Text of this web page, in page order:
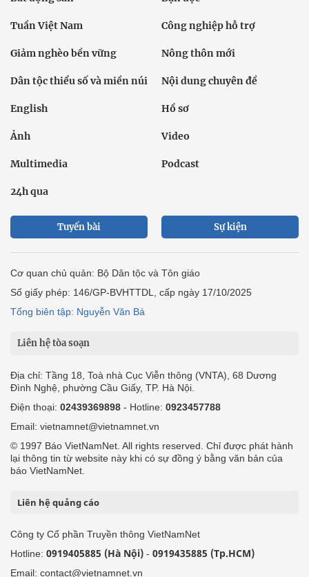
Tuần Việt Nam Công nghiệp hỗ trợ
Giảm nghèo bền vững Nông thôn mới
Dân tộc thiểu số và miền núi Nội dung chuyên đề
English Hồ sơ
Ảnh Video
Multimedia Podcast
24h qua
Tuyến bài Sự kiện
Cơ quan chủ quản: Bộ Dân tộc và Tôn giáo
Số giấy phép: 146/GP-BVHTTDL, cấp ngày 17/10/2025
Tổng biên tập: Nguyễn Văn Bá
Liên hệ tòa soạn
Địa chỉ: Tầng 18, Toà nhà Cục Viễn thông (VNTA), 68 Dương
Đình Nghệ, phường Cầu Giấy, TP. Hà Nội.
Điện thoại: 02439369898 - Hotline: 0923457788
Email: vietnamnet@vietnamnet.vn
© 1997 Báo VietNamNet. All rights reserved. Chỉ được phát hành
lại thông tin từ website này khi có sự đồng ý bằng văn bản của
báo VietNamNet.
Liên hệ quảng cáo
Công ty Cổ phần Truyền thông VietNamNet
Hotline: 0919405885 (Hà Nội) - 0919435885 (Tp.HCM)
Email: contact@vietnamnet.vn